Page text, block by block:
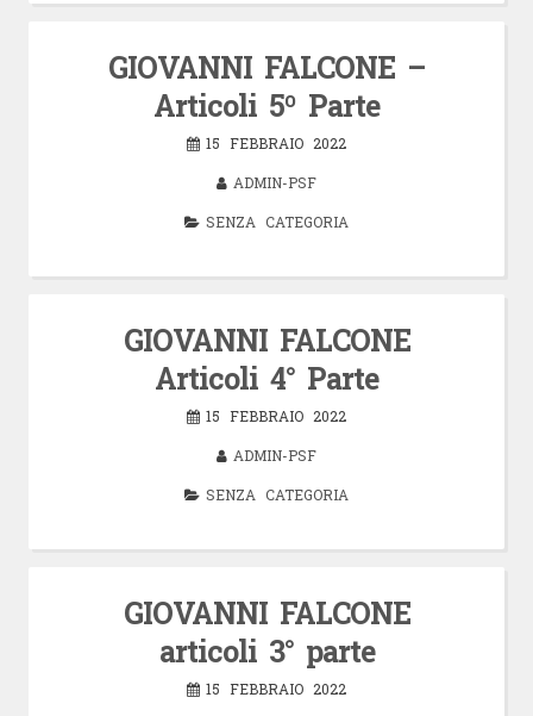
GIOVANNI FALCONE –
Articoli 5º Parte
15 FEBBRAIO 2022
ADMIN-PSF
SENZA CATEGORIA
GIOVANNI FALCONE
Articoli 4° Parte
15 FEBBRAIO 2022
ADMIN-PSF
SENZA CATEGORIA
GIOVANNI FALCONE
articoli 3° parte
15 FEBBRAIO 2022